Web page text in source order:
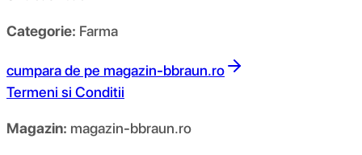
Categorie: Farma
cumpara de pe magazin-bbraun.ro
Termeni si Conditii
Magazin: magazin-bbraun.ro